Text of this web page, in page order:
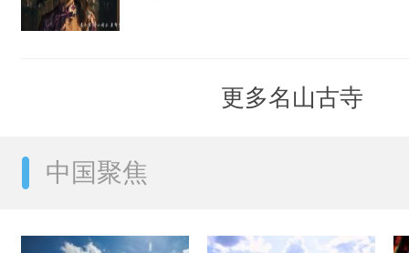
更多名山古寺
中国聚焦